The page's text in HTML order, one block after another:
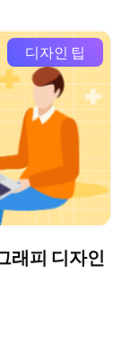
디자인 팁
래피 디자인